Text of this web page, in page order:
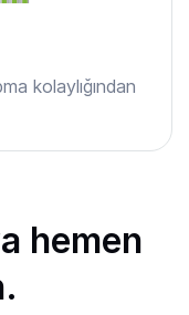
kolaylığından
hemen